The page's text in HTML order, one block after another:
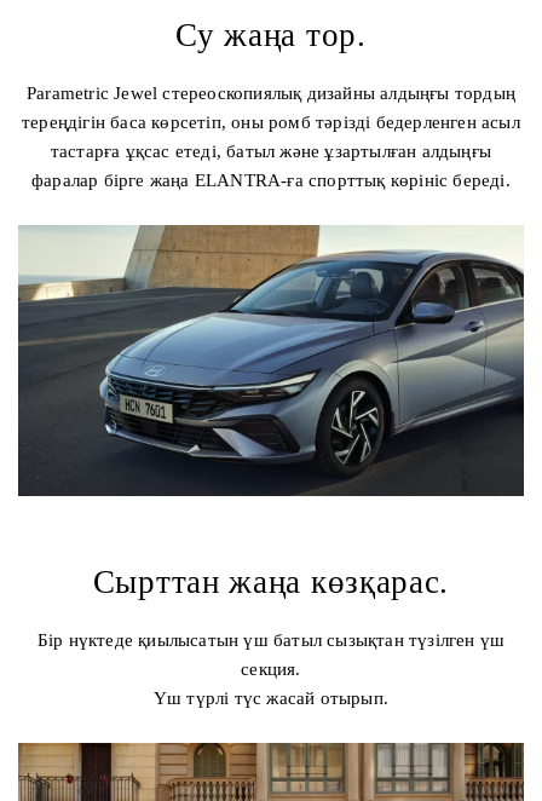
Су жаңа тор.
Parametric Jewel стереоскопиялық дизайны алдыңғы тордың
тереңдігін баса көрсетіп, оны ромб тәрізді бедерленген асыл
тастарға ұқсас етеді, батыл және ұзартылған алдыңғы
фаралар бірге жаңа ELANTRA-ға спорттық көрініс береді.
Сырттан жаңа көзқарас.
Бір нүктеде қиылысатын үш батыл сызықтан түзілген үш
секция.
Үш түрлі түс жасай отырып.